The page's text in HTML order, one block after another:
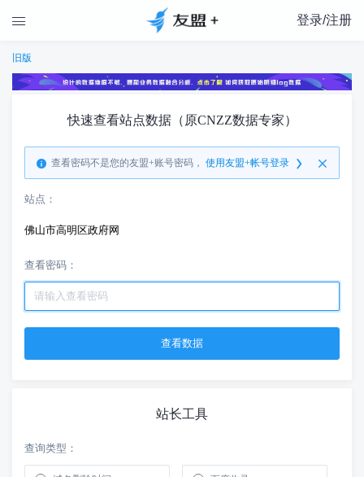
 登录/注册
旧版
快速查看站点数据（原CNZZ数据专家）
查看密码不是您的友盟+账号密码， 使用友盟+帐号登录
站点：
佛山市高明区政府网
查看密码：
站长工具
查询类型：